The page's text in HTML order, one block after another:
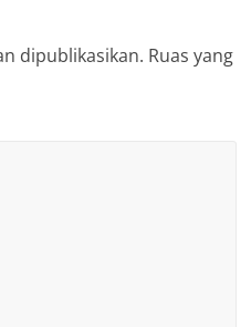
dipublikasikan. Ruas yang